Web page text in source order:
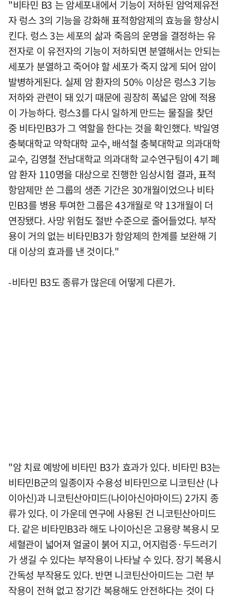
"비타민 B3 는 암세포내에서 기능이 저하된 암억제유전
자 렁스 3의 기능을 강화해 표적항암제의 효능을 향상시
킨다. 렁스 3는 세포의 삶과 죽음의 운명을 결정하는 유
전자로 이 유전자의 기능이 저하되면 분열해서는 안되는
세포가 분열하고 죽어야 할 세포가 죽지 않게 되어 암이
발병하게된다. 실제 암 환자의 50% 이상은 렁스3 기능
저하와 관련이 돼 있기 때문에 굉장히 폭넓은 암에 적용
이 가능하다. 렁스3를 다시 일하게 만드는 물질을 찾던
중 비타민B3가 그 역할을 한다는 것을 확인했다. 박일영
충북대학교 약학대학 교수, 배석철 충북대학교 의과대학
교수, 김영철 전남대학교 의과대학 교수연구팀이 4기 폐
암 환자 110명을 대상으로 진행한 임상시험 결과, 표적
항암제만 쓴 그룹의 생존 기간은 30개월이었으나 비타
민B3를 병용 투여한 그룹은 43개월로 약 13개월이 더
연장됐다. 사망 위험도 절반 수준으로 줄어들었다. 부작
용이 거의 없는 비타민B3가 항암제의 한계를 보완해 기
대 이상의 효과를 낸 것이다."
-비타민 B3도 종류가 많은데 어떻게 다른가.
"암 치료 예방에 비타민 B3가 효과가 있다. 비타민 B3는
비타민B군의 일종이자 수용성 비타민으로 니코틴산 (나
이아신)과 니코틴산아미드(나이아신아마이드) 2가지 종
류가 있다. 이 가운데 연구에 사용된 건 니코틴산아미드
다. 같은 비타민B3라 해도 나이아신은 고용량 복용시 모
세혈관이 넓어져 얼굴이 붉어 지고, 어지럼증·두드러기
가 생길 수 있다는 부작용이 나타날 수 있다. 장기 복용시
간독성 부작용도 있다. 반면 니코틴산아미드는 그런 부
작용이 전혀 없고 장기간 복용해도 안전하다는 것이 다